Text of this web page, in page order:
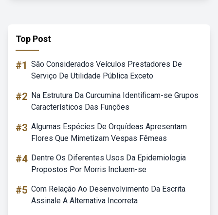
Top Post
#1 São Considerados Veículos Prestadores De
Serviço De Utilidade Pública Exceto
#2 Na Estrutura Da Curcumina Identificam-se Grupos
Característicos Das Funções
#3 Algumas Espécies De Orquídeas Apresentam
Flores Que Mimetizam Vespas Fêmeas
#4 Dentre Os Diferentes Usos Da Epidemiologia
Propostos Por Morris Incluem-se
#5 Com Relação Ao Desenvolvimento Da Escrita
Assinale A Alternativa Incorreta